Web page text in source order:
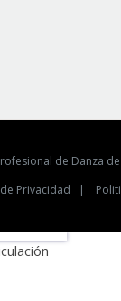
de Danza
Privacidad |